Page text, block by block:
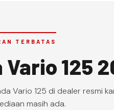
TERBATAS
125
Vario 125 di dealer resmi
masih ada.